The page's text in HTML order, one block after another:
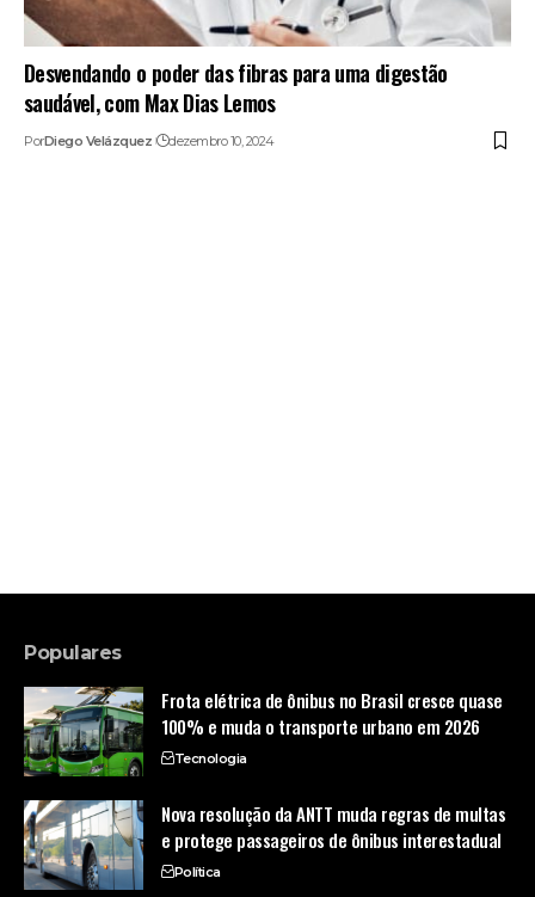
Desvendando o poder das fibras para uma digestão
saudável, com Max Dias Lemos
PorDiego Velázquez dezembro 10, 2024
Populares
Frota elétrica de ônibus no Brasil cresce quase
100% e muda o transporte urbano em 2026
Tecnologia
Nova resolução da ANTT muda regras de multas
e protege passageiros de ônibus interestadual
Política